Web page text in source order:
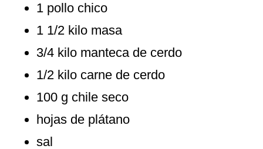
1 pollo chico
1 1/2 kilo masa
3/4 kilo manteca de cerdo
1/2 kilo carne de cerdo
100 g chile seco
hojas de plátano
sal